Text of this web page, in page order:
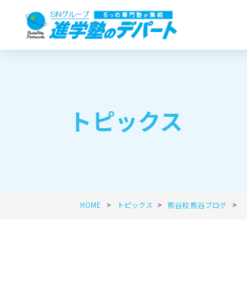
トピックス
HOME トピックス 熊谷校熊谷ブログ